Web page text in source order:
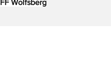
FF Wolfsberg